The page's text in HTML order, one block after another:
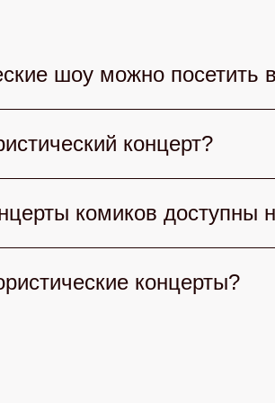
шоу можно посетить
множество
командами, «Уральские
Также популярны
концерт?
учитывайте стиль юмора:
и формат шоу. Обратите
искренним и приятным.
комиков доступны
билетов на концерты
оптимальный формат для
концерты?